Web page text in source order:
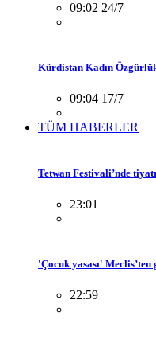
09:02 24/7
Kürdistan Kadın
09:04 17/7
TÜM HABERLER
Tetwan Festivali’nde
23:01
'Çocuk yasası' Meclis’ten
22:59